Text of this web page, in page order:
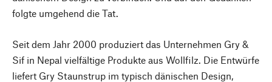
folgte umgehend die Tat.
Seit dem Jahr 2000 produziert das Unternehmen Gry &
Sif in Nepal vielfältige Produkte aus Wollfilz. Die Entwürfe
liefert Gry Staunstrup im typisch dänischen Design,